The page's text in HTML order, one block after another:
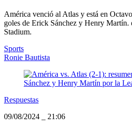
América venció al Atlas y está en
goles de Erick Sánchez y Henry Martín.
Stadium.
Sports
Ronie Bautista
Respuestas
09/08/2024
21:06